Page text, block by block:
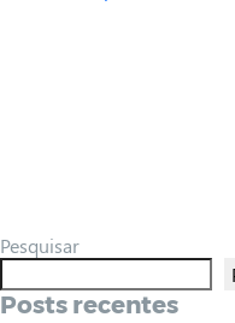
Pesquisar
Posts recentes